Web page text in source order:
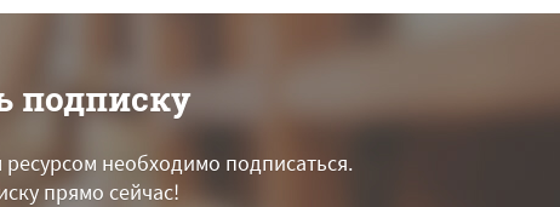
подписку
необходимо подписаться.
прямо сейчас!